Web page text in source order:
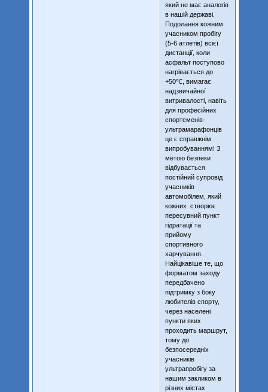
який не має аналогів
в нашій державі.
Подолання кожним
учасником пробігу
(5-6 атлетів) всієї
дистанції, коли
асфальт поступово
нагрівається до
+50℃, вимагає
надзвичайної
витривалості, навіть
для професійних
спортсменів-
ультрамарафонців
це є справжнім
випробуванням! З
метою безпеки
відбувається
постійний супровід
учасників
автомобілем, який
кожних створює
пересувний пункт
гідратації та
прийому
спортивного
харчування.
Найцікавіше те, що
форматом заходу
передбачено
підтримку з боку
любителів спорту,
через населені
пункти яких
проходить маршрут,
тому до
безпосередніх
учасників
ультрапробігу за
нашим закликом в
різних містах